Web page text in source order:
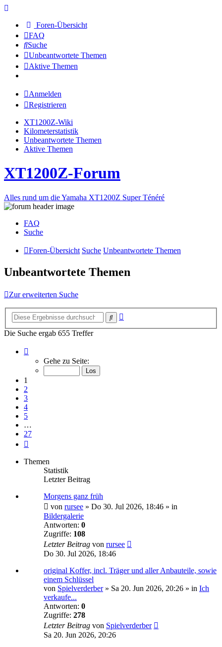
Foren-Übersicht
FAQ
Suche
Unbeantwortete Themen
Aktive Themen
Anmelden
Registrieren
XT1200Z-Wiki
Kilometerstatistik
Unbeantwortete Themen
Aktive Themen
XT1200Z-Forum
Alles rund um die Yamaha XT1200Z Super Ténéré
FAQ
Suche
Foren-Übersicht Suche Unbeantwortete Themen
Unbeantwortete Themen
Zur erweiterten Suche
Suche
Die Suche ergab 655 Treffer
von
Gehe zu Seite:
1
2
3
4
5
…
27
Themen
Statistik
Letzter Beitrag
Morgens ganz früh
von rursee » Do 30. Jul 2026, 18:46 » in
Bildergalerie
Antworten: 0
Zugriffe: 108
Letzter Beitrag von rursee
Do 30. Jul 2026, 18:46
original Koffer, incl. Träger und aller Anbauteile, sowie
einem Schlüssel
von Spielverderber» Sa 20. Jun 2026, 20:26 » in Ich
verkaufe...
Antworten: 0
Zugriffe: 278
Letzter Beitrag von Spielverderber
Sa 20. Jun 2026, 20:26